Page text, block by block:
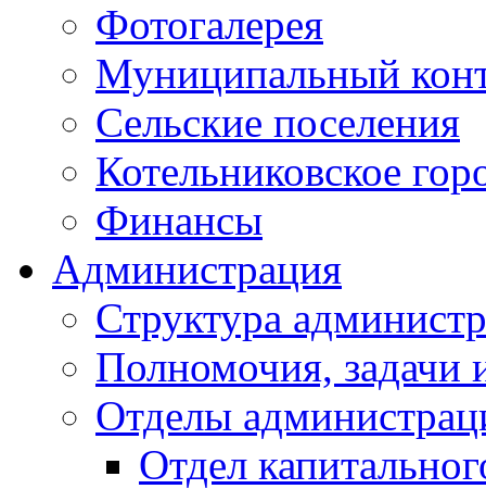
Фотогалерея
Муниципальный
Сельские поселения
Котельниковское
Финансы
Администрация
Структура
Полномочия, задачи
Отделы
Отдел